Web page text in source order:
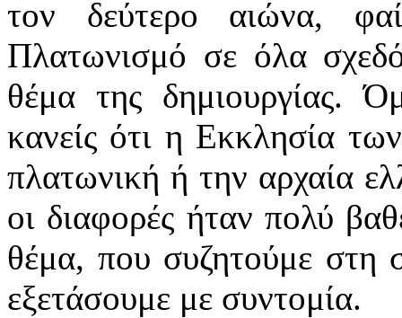
τον δεύτερο αιώνα,
Πλατωνισμό σε όλα
θέμα της δημιουργίας.
κανείς ότι η Εκκλησία
πλατωνική ή την αρχαία
οι διαφορές ήταν πολύ
θέμα, που συζητούμε στη
εξετάσουμε με συντομία.